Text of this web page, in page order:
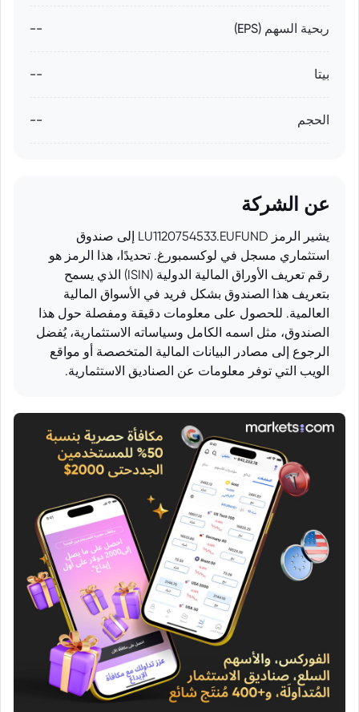
ربحية السهم (EPS) --
بيتا --
الحجم --
عن الشركة
يشير الرمز LU1120754533.EUFUND إلى صندوق
استثماري مسجل في لوكسمبورغ. تحديدًا، هذا الرمز هو
رقم تعريف الأوراق المالية الدولية (ISIN) الذي يسمح
بتعريف هذا الصندوق بشكل فريد في الأسواق المالية
العالمية. للحصول على معلومات دقيقة ومفصلة حول هذا
الصندوق، مثل اسمه الكامل وسياساته الاستثمارية، يُفضل
الرجوع إلى مصادر البيانات المالية المتخصصة أو مواقع
الويب التي توفر معلومات عن الصناديق الاستثمارية.